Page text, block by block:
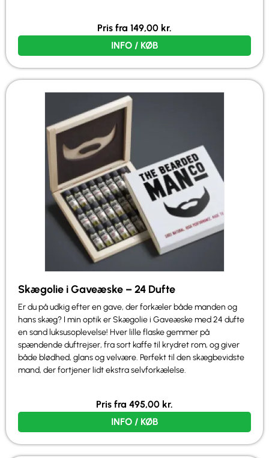
Pris fra 149,00 kr.
INFO / KØB
Skægolie i Gaveæske – 24 Dufte
Er du på udkig efter en gave, der forkæler både manden og
hans skæg? I min optik er Skægolie i Gaveæske med 24 dufte
en sand luksusoplevelse! Hver lille flaske gemmer på
spændende duftrejser, fra sort kaffe til krydret rom, og giver
både blødhed, glans og velvære. Perfekt til den skægbevidste
mand, der fortjener lidt ekstra selvforkælelse.
Pris fra 495,00 kr.
INFO / KØB